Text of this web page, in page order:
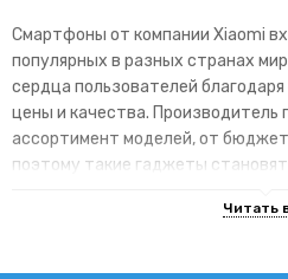
Смартфоны от компании Xiaomi
популярных в разных странах
сердца пользователей
цены и качества. Производитель
ассортимент моделей, от
поэтому такие гаджеты
линейки гаджетов